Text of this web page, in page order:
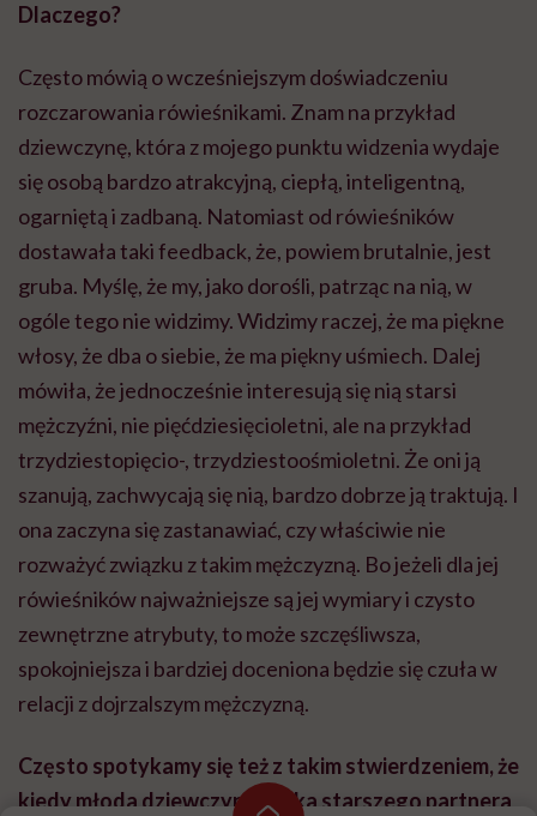
Dlaczego?
Często mówią o wcześniejszym doświadczeniu
rozczarowania rówieśnikami. Znam na przykład
dziewczynę, która z mojego punktu widzenia wydaje
się osobą bardzo atrakcyjną, ciepłą, inteligentną,
ogarniętą i zadbaną. Natomiast od rówieśników
dostawała taki feedback, że, powiem brutalnie, jest
gruba. Myślę, że my, jako dorośli, patrząc na nią, w
ogóle tego nie widzimy. Widzimy raczej, że ma piękne
włosy, że dba o siebie, że ma piękny uśmiech. Dalej
mówiła, że jednocześnie interesują się nią starsi
mężczyźni, nie pięćdziesięcioletni, ale na przykład
trzydziestopięcio-, trzydziestoośmioletni. Że oni ją
szanują, zachwycają się nią, bardzo dobrze ją traktują. I
ona zaczyna się zastanawiać, czy właściwie nie
rozważyć związku z takim mężczyzną. Bo jeżeli dla jej
rówieśników najważniejsze są jej wymiary i czysto
zewnętrzne atrybuty, to może szczęśliwsza,
spokojniejsza i bardziej doceniona będzie się czuła w
relacji z dojrzalszym mężczyzną.
Często spotykamy się też z takim stwierdzeniem, że
kiedy młoda dziewczyna szuka starszego partnera